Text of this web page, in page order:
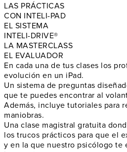
LAS PRÁCTICAS
CON INTELI-PAD
EL SISTEMA
INTELI-DRIVE®
LA MASTERCLASS
EL EVALUADOR
En cada una de tus clases los
evolución en un iPad.
Un sistema de preguntas
que te puedes encontrar al
Además, incluye tutoriales para
maniobras.
Una clase magistral gratuita
los trucos prácticos para que el
y en la que nuestro psicólogo te